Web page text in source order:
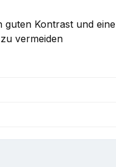
Kontrast und
vermeiden